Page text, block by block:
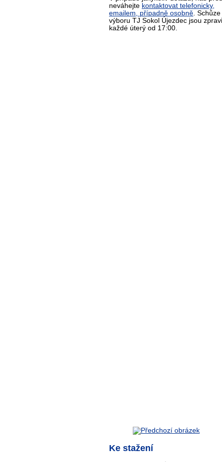
neváhejte kontaktovat telefonicky,
emailem, případně osobně. Schůze
výboru TJ Sokol Újezdec jsou
každé úterý od 17:00.
Ke stažení